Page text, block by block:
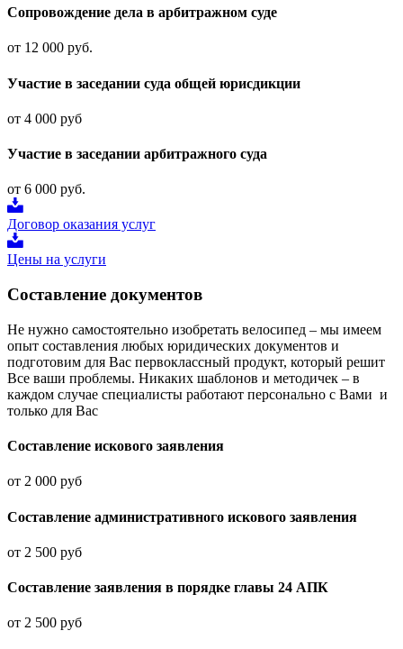
Сопровождение дела в арбитражном суде
от 12 000 руб.
Участие в заседании суда общей юрисдикции
от 4 000 руб
Участие в заседании арбитражного суда
от 6 000 руб.
Договор оказания услуг
Цены на услуги
Составление документов
Не нужно самостоятельно изобретать велосипед – мы имеем
опыт составления любых юридических документов и
подготовим для Вас первоклассный продукт, который решит
Все ваши проблемы. Никаких шаблонов и методичек – в
каждом случае специалисты работают персонально с Вами и
только для Вас
Составление искового заявления
от 2 000 руб
Составление административного искового заявления
от 2 500 руб
Составление заявления в порядке главы 24 АПК
от 2 500 руб